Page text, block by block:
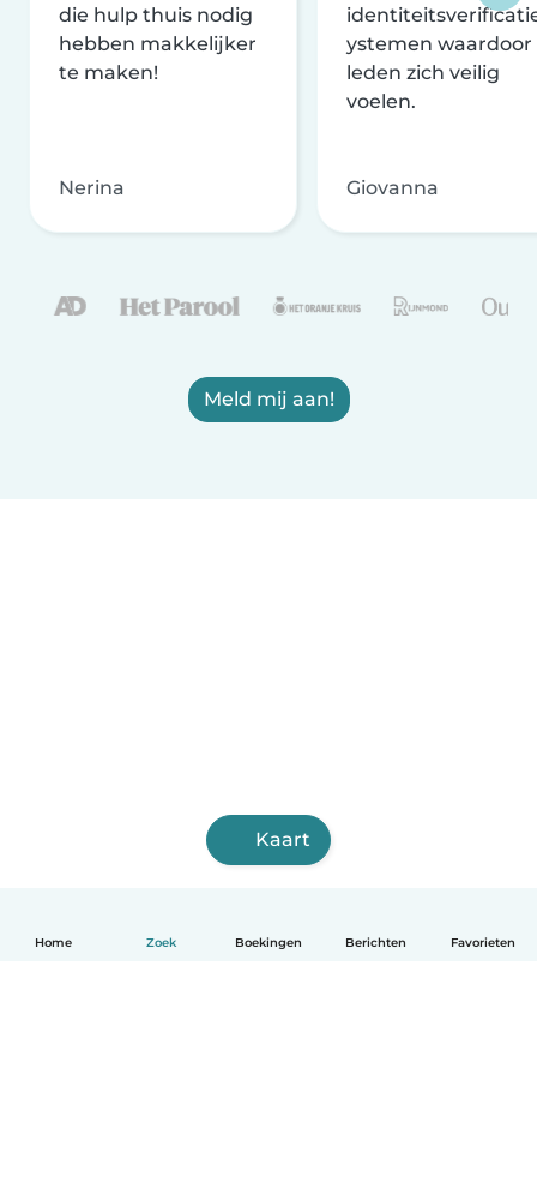
Home Zoek Boekingen Berichten Favorieten
die hulp thuis nodig
hebben makkelijker
te maken!
Nerina
ystemen waardoor
leden zich veilig
voelen.
Giovanna
Meld mij aan!
Kaart